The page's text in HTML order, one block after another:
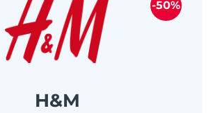
H&M
-50%